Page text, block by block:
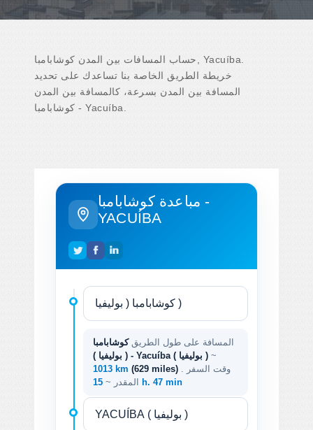
حساب المسافات بين المدن كوشابامبا, Yacuíba.
خريطة الطريق الخاصة بنا تساعدك على تحديد
المسافة بين المدن بسرعة، كالمسافة بين المدن
كوشابامبا - Yacuíba.
مباعدة كوشابامبا -
YACUÍBA
المسافة على طول الطريقكوشابامبا
( بوليفيا ) - Yacuíba ( بوليفيا ) ~
1013 km (629 miles)
المقدر ~ 15 h. 47 min